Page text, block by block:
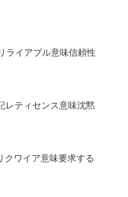
ライアブル意味信頼性
レティセンス意味沈黙
クワイア意味要求する